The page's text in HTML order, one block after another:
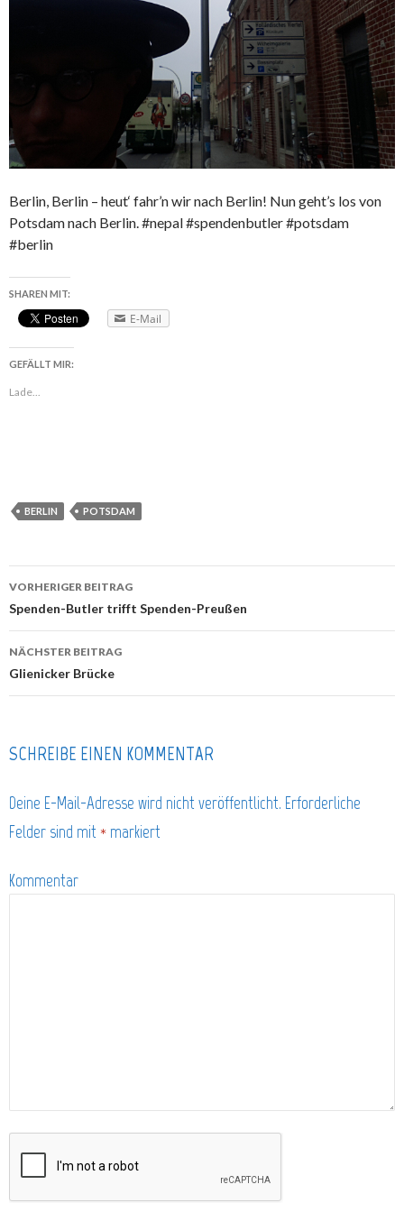
Berlin, Berlin – heut‘ fahr’n wir nach Berlin! Nun geht’s los von
Potsdam nach Berlin. #nepal #spendenbutler #potsdam
#berlin
SHAREN MIT:
E-Mail
GEFÄLLT MIR:
Lade...
BERLIN POTSDAM
Beitragsnavigation
VORHERIGER BEITRAG
Spenden-Butler trifft Spenden-Preußen
NÄCHSTER BEITRAG
Glienicker Brücke
SCHREIBE EINEN KOMMENTAR
Deine E-Mail-Adresse wird nicht veröffentlicht. Erforderliche
Felder sind mit *markiert
Kommentar